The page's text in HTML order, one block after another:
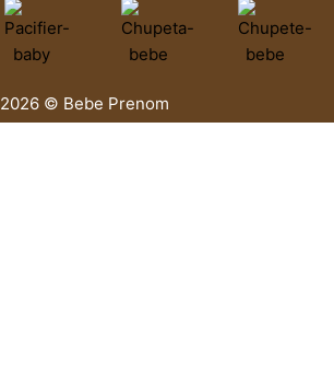
2026 © Bebe Prenom